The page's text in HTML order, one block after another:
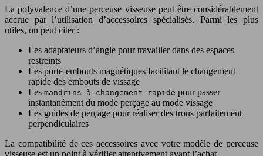
La polyvalence d’une perceuse visseuse peut être considérablement
accrue par l’utilisation d’accessoires spécialisés. Parmi les plus
utiles, on peut citer :
Les adaptateurs d’angle pour travailler dans des espaces
restreints
Les porte-embouts magnétiques facilitant le changement
rapide des embouts de vissage
Les mandrins à changement rapide pour passer
instantanément du mode perçage au mode vissage
Les guides de perçage pour réaliser des trous parfaitement
perpendiculaires
La compatibilité de ces accessoires avec votre modèle de perceuse
visseuse est un point à vérifier attentivement avant l’achat.